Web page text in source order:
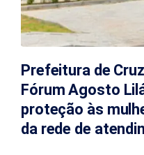
Prefeitura de
Fórum Agosto
proteção às
da rede de